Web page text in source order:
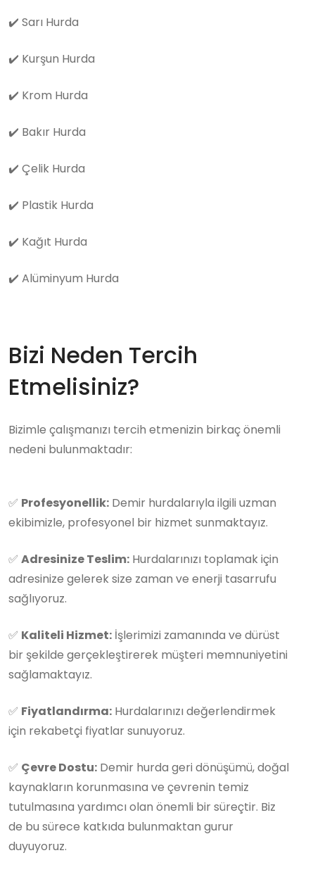
✔️ Sarı Hurda
✔️ Kurşun Hurda
✔️ Krom Hurda
✔️ Bakır Hurda
✔️ Çelik Hurda
✔️ Plastik Hurda
✔️ Kağıt Hurda
✔️ Alüminyum Hurda
Bizi Neden Tercih
Etmelisiniz?
Bizimle çalışmanızı tercih etmenizin birkaç önemli
nedeni bulunmaktadır:
✅ Profesyonellik: Demir hurdalarıyla ilgili uzman
ekibimizle, profesyonel bir hizmet sunmaktayız.
✅ Adresinize Teslim: Hurdalarınızı toplamak için
adresinize gelerek size zaman ve enerji tasarrufu
sağlıyoruz.
✅ Kaliteli Hizmet: İşlerimizi zamanında ve dürüst
bir şekilde gerçekleştirerek müşteri memnuniyetini
sağlamaktayız.
✅ Fiyatlandırma: Hurdalarınızı değerlendirmek
için rekabetçi fiyatlar sunuyoruz.
✅ Çevre Dostu: Demir hurda geri dönüşümü, doğal
kaynakların korunmasına ve çevrenin temiz
tutulmasına yardımcı olan önemli bir süreçtir. Biz
de bu sürece katkıda bulunmaktan gurur
duyuyoruz.